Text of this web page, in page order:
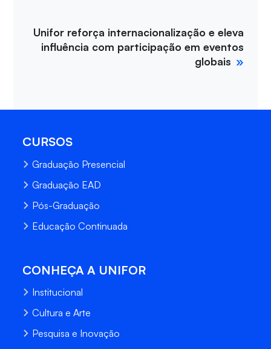
Unifor reforça internacionalização e eleva
influência com participação em eventos
globais
CURSOS
Graduação Presencial
Graduação EAD
Pós-Graduação
Educação Continuada
CONHEÇA A UNIFOR
Institucional
Cultura e Arte
Pesquisa e Inovação